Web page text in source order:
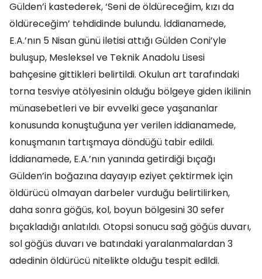
Gülden’i kastederek, ‘Seni de öldüreceğim, kızı da
öldüreceğim’ tehdidinde bulundu. İddianamede,
E.A.’nın 5 Nisan günü iletisi attığı Gülden Coni’yle
buluşup, Mesleksel ve Teknik Anadolu Lisesi
bahçesine gittikleri belirtildi. Okulun art tarafındaki
torna tesviye atölyesinin olduğu bölgeye giden ikilinin
münasebetleri ve bir evvelki gece yaşananlar
konusunda konuştuğuna yer verilen iddianamede,
konuşmanın tartışmaya döndüğü tabir edildi.
İddianamede, E.A.’nın yanında getirdiği bıçağı
Gülden’in boğazına dayayıp eziyet çektirmek için
öldürücü olmayan darbeler vurduğu belirtilirken,
daha sonra göğüs, kol, boyun bölgesini 30 sefer
bıçakladığı anlatıldı. Otopsi sonucu sağ göğüs duvarı,
sol göğüs duvarı ve batındaki yaralanmalardan 3
adedinin öldürücü nitelikte olduğu tespit edildi.